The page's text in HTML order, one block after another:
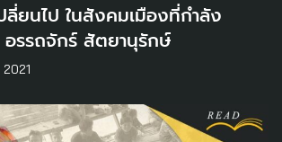
ลี่ยนไป ในสังคมเมืองที่กำลัง
รรถจักร์ สัตยานุรักษ์